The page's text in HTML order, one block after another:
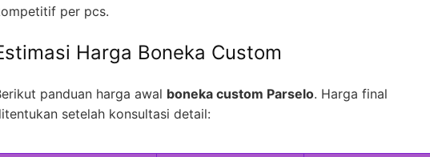
per pcs.
Harga Boneka Custom
panduan harga awal boneka custom Parselo. Harga final
setelah konsultasi detail: